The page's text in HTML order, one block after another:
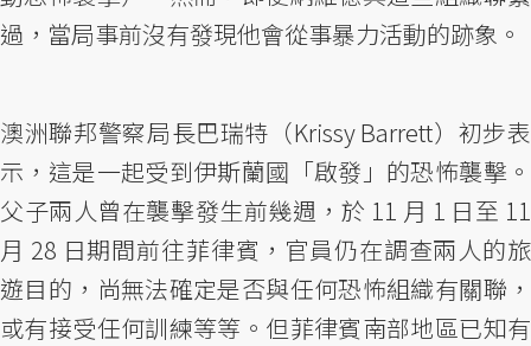
過，當局事前沒有發現他會從事暴力活動的跡象。
澳洲聯邦警察局長巴瑞特（Krissy Barrett）初步表
示，這是一起受到伊斯蘭國「啟發」的恐怖襲擊。
父子兩人曾在襲擊發生前幾週，於 11 月 1 日至 11
月 28 日期間前往菲律賓，官員仍在調查兩人的旅
遊目的，尚無法確定是否與任何恐怖組織有關聯，
或有接受任何訓練等等。但菲律賓南部地區已知有